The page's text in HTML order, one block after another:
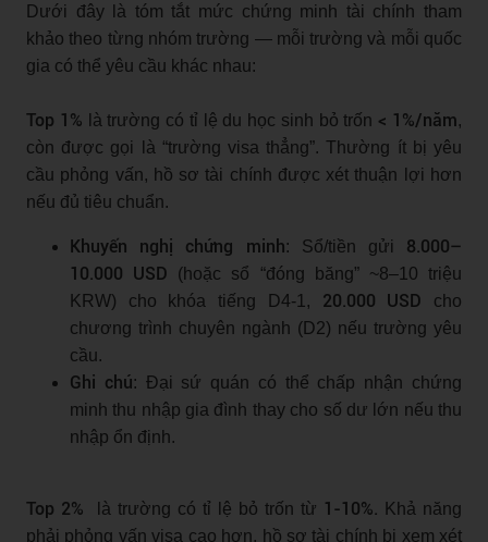
Dưới đây là tóm tắt mức chứng minh tài chính tham
khảo theo từng nhóm trường — mỗi trường và mỗi quốc
gia có thể yêu cầu khác nhau:
Top 1% là trường có tỉ lệ du học sinh bỏ trốn < 1%/năm,
còn được gọi là “trường visa thẳng”. Thường ít bị yêu
cầu phỏng vấn, hồ sơ tài chính được xét thuận lợi hơn
nếu đủ tiêu chuẩn.
Khuyến nghị chứng minh: Sổ/tiền gửi
8.000–
10.000 USD (hoặc sổ “đóng băng” ~8–10 triệu
KRW) cho khóa tiếng D4-1,
20.000 USD cho
chương trình chuyên ngành (D2) nếu trường yêu
cầu.
Ghi chú: Đại sứ quán có thể chấp nhận chứng
minh thu nhập gia đình thay cho số dư lớn nếu thu
nhập ổn định.
Top 2% là trường có tỉ lệ bỏ trốn từ 1-10%. Khả năng
phải phỏng vấn visa cao hơn, hồ sơ tài chính bị xem xét